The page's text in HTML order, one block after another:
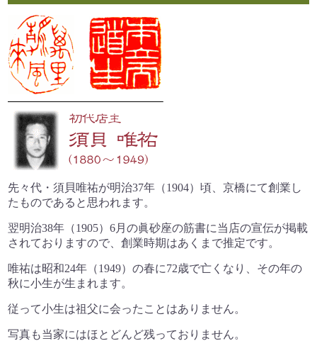
先々代・須貝唯祐が明治37年（1904）頃、京橋にて創業し
たものであると思われます。
翌明治38年（1905）6月の眞砂座の筋書に当店の宣伝が掲載
されておりますので、創業時期はあくまで推定です。
唯祐は昭和24年（1949）の春に72歳で亡くなり、 その年の
秋に小生が生まれます。
従って小生は祖父に会ったことはありません。
写真も当家にはほとどんど残っておりません。